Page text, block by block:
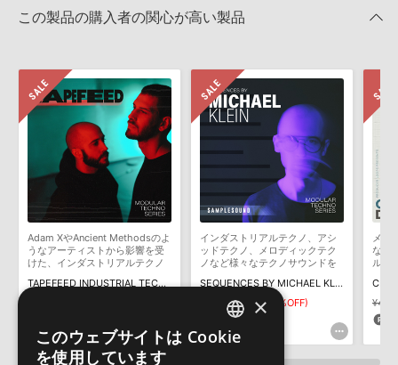
きます際には、NTFSやHFS＋でフォーマットされたHDDをご用意
いただく必要がございます。
知らせするメールの2通が送信されます。メールに記載されており
ます説明に沿って、製品のダウンロード／導入を行って下さい。
サンプルパック製品には、原則として日本語版操作マニュアルをご
用意しておりません。ご購入後のご不明点や詳細に関するお問い合
わせなどはテクニカルサポート
までご連絡ください。
デモソングは、製品収録サウンドを使ってできることを紹介するた
めのデモンストレーション用の楽曲です。原則として、デモソング
そのものをお使いいただくことはできません。また、デモソングを
構成する全てのサウンドが、サンプルパックに含まれていることを
保証するものではありません。
しかねます。
2022.06.06
2022.06.06
2022.06.06
Reason Studios社「Reason」及び関連ソフトでのプリセット追
2022.01.21
KONTAKT ライブラリのロード方法（Native Access 非対応製
品）
マークのついた情報は、該当する製品のご購入ユーザー様専用となって
おります。ご覧頂くには、該当する製品をご購入頂く必要がございます。
MAX CHAPMAN PERCUSSIVE TECH HOUSEのサポート情報
この製品の購入者の関心が高い製品
Adam XやAncient Methodsのよ
うなアーティストから影響を受
けた、インダストリアルテクノ
TAPEFEED INDUSTRIAL TECHNO
インダストリアルテクノ、アシ
ッドテクノ、メロディックテク
ノなど様々なテクノサウンドを
SEQUENCES BY MICHAEL KLEIN MODULAR TECHNO SERIES
¥3,817 ¥2,671(30%OFF)
80pt
メロ
な
ルパ
ENGLISH
×
このウェブサイトは Cookie
を使用しています